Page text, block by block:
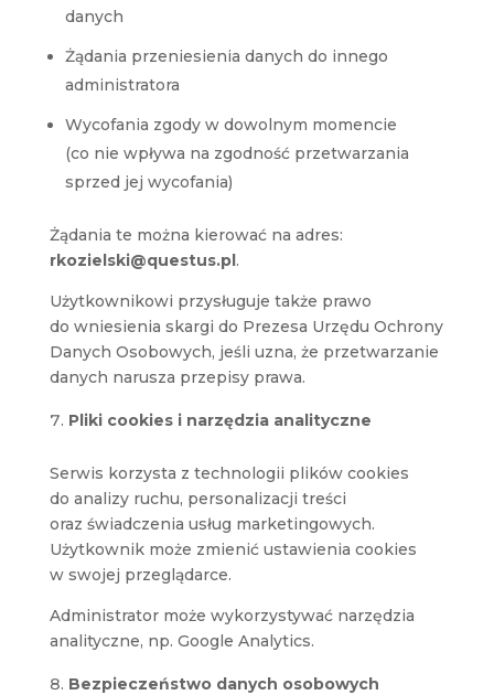
danych
Żądania przeniesienia danych do innego
administratora
Wycofania zgody w dowolnym momencie
(co nie wpływa na zgodność przetwarzania
sprzed jej wycofania)
Żądania te można kierować na adres:
rkozielski@questus.pl.
Użytkownikowi przysługuje także prawo
do wniesienia skargi do Prezesa Urzędu Ochrony
Danych Osobowych, jeśli uzna, że przetwarzanie
danych narusza przepisy prawa.
Pliki cookies i narzędzia analityczne
Serwis korzysta z technologii plików cookies
do analizy ruchu, personalizacji treści
oraz świadczenia usług marketingowych.
Użytkownik może zmienić ustawienia cookies
w swojej przeglądarce.
Administrator może wykorzystywać narzędzia
analityczne, np. Google Analytics.
Bezpieczeństwo danych osobowych